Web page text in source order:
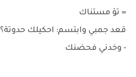
= تؤ مستناك
قعد جمبي وابتسم: احكيلك
- وخدني فحضنك